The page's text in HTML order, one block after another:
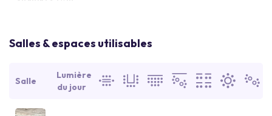
Salles & espaces utilisables
Salle
Lumière
du jour